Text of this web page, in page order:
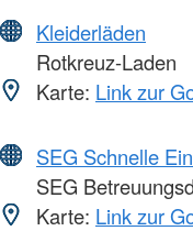
Kleiderläden
Rotkreuz-Laden
Karte: Link zur
SEG Schnelle
SEG
Karte: Link zur